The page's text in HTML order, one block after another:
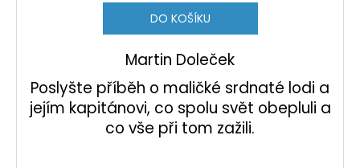
DO KOŠÍKU
Martin Doleček
Poslyšte příběh o maličké srdnaté lodi a
jejím kapitánovi, co spolu svět obepluli a
co vše při tom zažili.